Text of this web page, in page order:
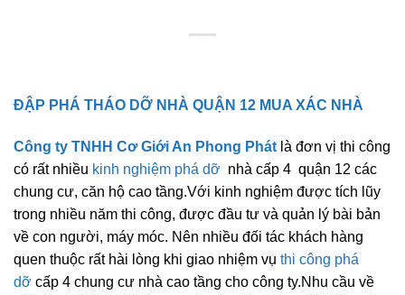
ĐẬP PHÁ THÁO DỠ NHÀ QUẬN 12 MUA XÁC NHÀ
Công ty TNHH Cơ Giới An Phong Phát là đơn vị thi công
có rất nhiều kinh nghiệm phá dỡ nhà cấp 4 quận 12 các
chung cư, căn hộ cao tầng.Với kinh nghiệm được tích lũy
trong nhiều năm thi công, được đầu tư và quản lý bài bản
về con người, máy móc. Nên nhiều đối tác khách hàng
quen thuộc rất hài lòng khi giao nhiệm vụ thi công phá
dỡ cấp 4 chung cư nhà cao tầng cho công ty.Nhu cầu về